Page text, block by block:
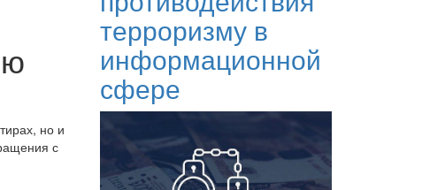
но и
с
терроризму в
информационной
сфере